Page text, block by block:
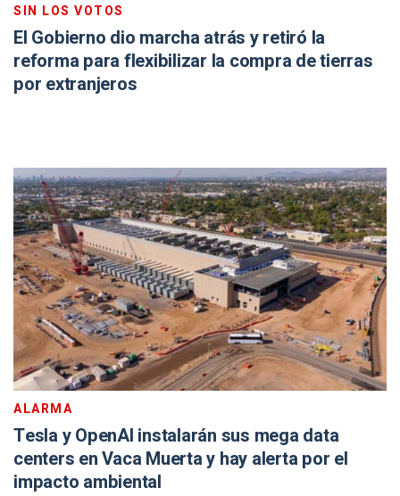
SIN LOS VOTOS
El Gobierno dio marcha atrás y retiró la
reforma para flexibilizar la compra de tierras
por extranjeros
ALARMA
Tesla y OpenAI instalarán sus mega data
centers en Vaca Muerta y hay alerta por el
impacto ambiental